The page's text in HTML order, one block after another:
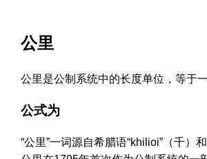
公里
公里是公制系统中的长度单位，等于一
公式为
“公里”一词源自希腊语“khilioi”（千）和